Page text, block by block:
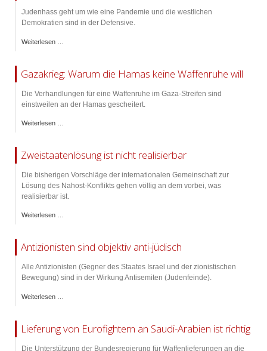
Judenhass geht um wie eine Pandemie und die westlichen
Demokratien sind in der Defensive.
Weiterlesen …
Gazakrieg: Warum die Hamas keine Waffenruhe will
Die Verhandlungen für eine Waffenruhe im Gaza-Streifen sind
einstweilen an der Hamas gescheitert.
Weiterlesen …
Zweistaatenlösung ist nicht realisierbar
Die bisherigen Vorschläge der internationalen Gemeinschaft zur
Lösung des Nahost-Konflikts gehen völlig an dem vorbei, was
realisierbar ist.
Weiterlesen …
Antizionisten sind objektiv anti-jüdisch
Alle Antizionisten (Gegner des Staates Israel und der zionistischen
Bewegung) sind in der Wirkung Antisemiten (Judenfeinde).
Weiterlesen …
Lieferung von Eurofightern an Saudi-Arabien ist richtig
Die Unterstützung der Bundesregierung für Waffenlieferungen an die